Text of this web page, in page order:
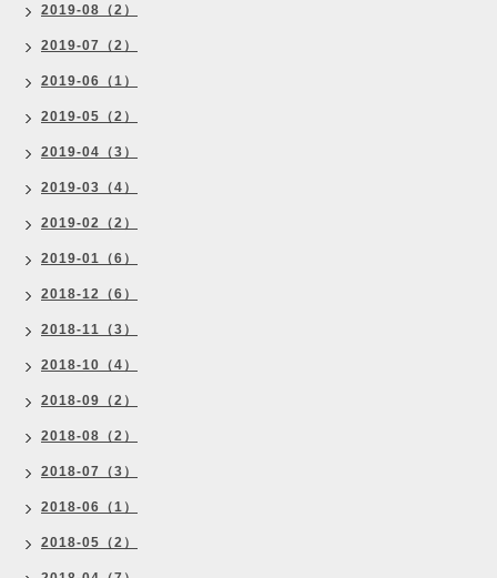
2019-08（2）
2019-07（2）
2019-06（1）
2019-05（2）
2019-04（3）
2019-03（4）
2019-02（2）
2019-01（6）
2018-12（6）
2018-11（3）
2018-10（4）
2018-09（2）
2018-08（2）
2018-07（3）
2018-06（1）
2018-05（2）